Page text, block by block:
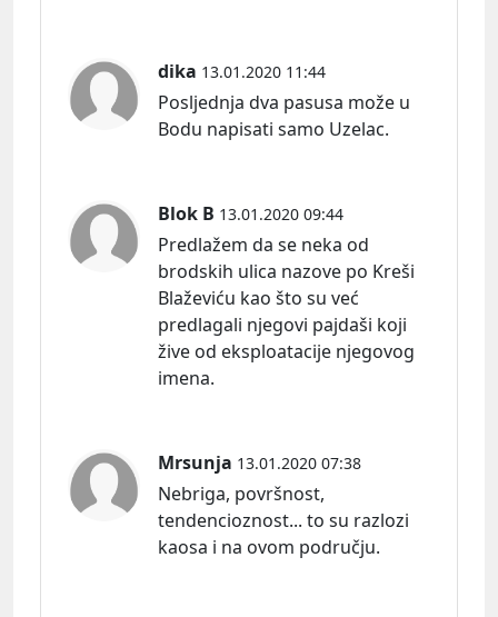
dika 13.01.2020 11:44
Posljednja dva pasusa može u
Bodu napisati samo Uzelac.
Blok B 13.01.2020 09:44
Predlažem da se neka od
brodskih ulica nazove po Kreši
Blaževiću kao što su već
predlagali njegovi pajdaši koji
žive od eksploatacije njegovog
imena.
Mrsunja 13.01.2020 07:38
Nebriga, površnost,
tendencioznost... to su razlozi
kaosa i na ovom području.